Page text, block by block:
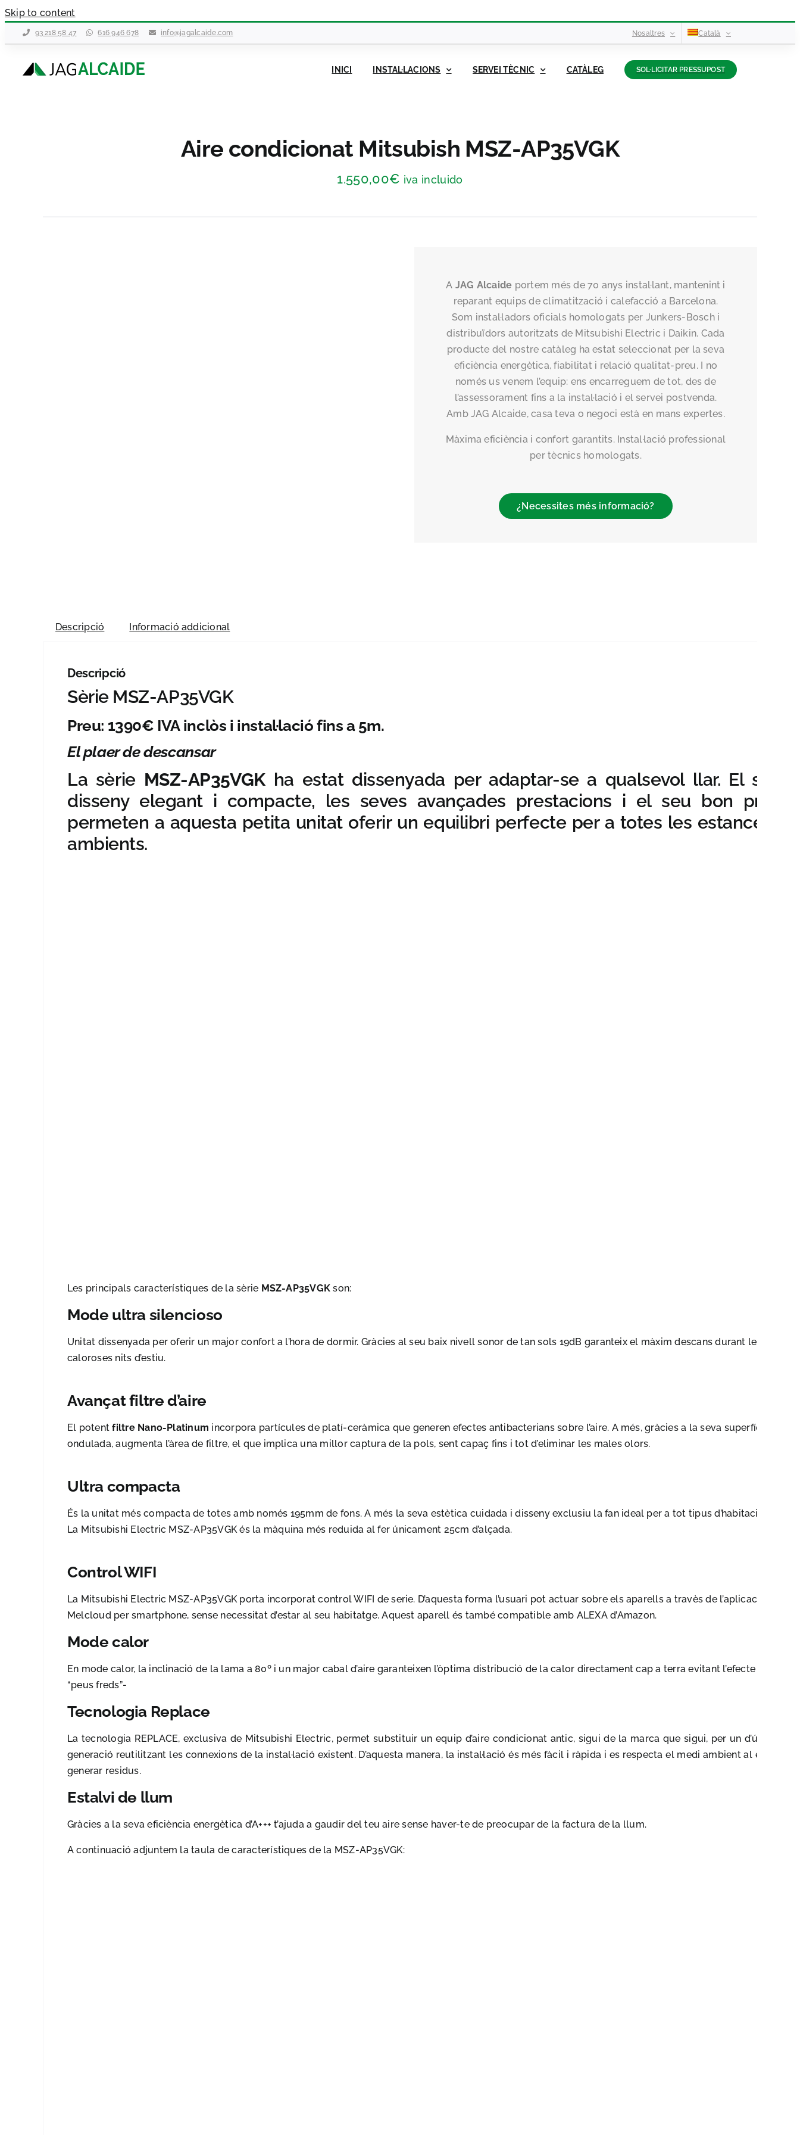
Skip to content
93 218 58 47 616 946 678 info@jagalcaide.com Nosaltres Català
INICI INSTAL·LACIONS SERVEI TÈCNIC CATÀLEG SOL·LICITAR PRESSUPOST
Aire condicionat Mitsubish MSZ-AP35VGK
1.550,00€ iva incluido
A JAG Alcaide portem més de 70 anys instal·lant, mantenint i
reparant equips de climatització i calefacció a Barcelona.
Som instal·ladors oficials homologats per Junkers-Bosch i
distribuïdors autoritzats de Mitsubishi Electric i Daikin. Cada
producte del nostre catàleg ha estat seleccionat per la seva
eficiència energètica, fiabilitat i relació qualitat-preu. I no
només us venem l’equip: ens encarreguem de tot, des de
l’assessorament fins a la instal·lació i el servei postvenda.
Amb JAG Alcaide, casa teva o negoci està en mans expertes.
Màxima eficiència i confort garantits. Instal·lació professional
per tècnics homologats.
¿Necessites més informació?
Descripció Informació addicional
Descripció
Sèrie MSZ-AP35VGK
Preu: 1390€ IVA inclòs i instal·lació fins a 5m.
El plaer de descansar
La sèrie MSZ-AP35VGKha estat dissenyada per adaptar-se a qualsevol llar. El seu
disseny elegant i compacte, les seves avançades prestacions i el seu bon preu
permeten a aquesta petita unitat oferir un equilibri perfecte per a totes les estances i
ambients.
Les principals característiques de la sèrie MSZ-AP35VGK son:
Mode ultra silencioso
Unitat dissenyada per oferir un major confort a l’hora de dormir. Gràcies al seu baix nivell sonor de tan sols 19dB garanteix el màxim descans durant les
caloroses nits d’estiu.
Avançat filtre d’aire
El potentfiltre Nano-Platinum incorpora partícules de platí-ceràmica que generen efectes antibacterians sobre l’aire. A més, gràcies a la seva superfície
ondulada, augmenta l’àrea de filtre, el que implica una millor captura de la pols, sent capaç fins i tot d’eliminar les males olors.
Ultra compacta
És la unitat més compacta de totes amb només 195mm de fons. A més la seva estètica cuidada i disseny exclusiu la fan ideal per a tot tipus d’habitacions.
La Mitsubishi Electric MSZ-AP35VGK és la màquina més reduida al fer únicament 25cm d’alçada.
Control WIFI
La Mitsubishi Electric MSZ-AP35VGK porta incorporat control WIFI de serie. D’aquesta forma l’usuari pot actuar sobre els aparells a travès de l’aplicació
Melcloud per smartphone, sense necessitat d’estar al seu habitatge. Aquest aparell és també compatible amb ALEXA d’Amazon.
Mode calor
En mode calor, la inclinació de la lama a 80º i un major cabal d’aire garanteixen l’òptima distribució de la calor directament cap a terra evitant l’efecte
“peus freds”-
Tecnologia Replace
La tecnologia REPLACE, exclusiva de Mitsubishi Electric, permet substituir un equip d’aire condicionat antic, sigui de la marca que sigui, per un d’última
generació reutilitzant les connexions de la instal·lació existent. D’aquesta manera, la instal·lació és més fàcil i ràpida i es respecta el medi ambient al evitar
generar residus.
Estalvi de llum
Gràcies a la seva eficiència energètica d’A+++ t’ajuda a gaudir del teu aire sense haver-te de preocupar de la factura de la llum.
A continuació adjuntem la taula de característiques de la MSZ-AP35VGK: